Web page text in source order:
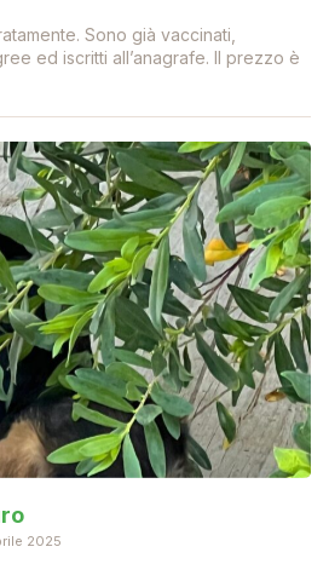
Sono già vaccinati,
ed iscritti all’anagrafe. Il prezzo è
2025